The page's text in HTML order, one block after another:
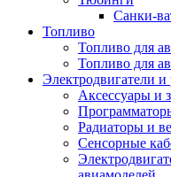
Санки-
Топливо
Топливо для
Топливо для
Электродвигатели и
Аксессуары и
Радиаторы и
Сенсорные